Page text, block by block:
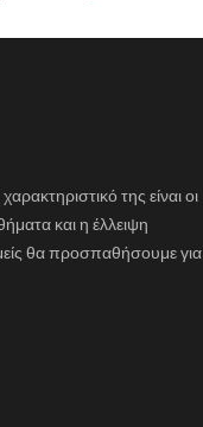
της είναι οι
και η έλλειψη
θα προσπαθήσουμε για